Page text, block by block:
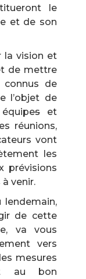
le
et de son
la vision et
de mettre
connus de
l’objet de
set
réunions,
vont
les
prévisions
venir.
de cette
va vous
vers
mesures
au bon